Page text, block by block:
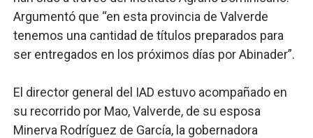
Argumentó que “en esta provincia de Valverde
tenemos una cantidad de títulos preparados para
ser entregados en los próximos días por Abinader”.
El director general del IAD estuvo acompañado en
su recorrido por Mao, Valverde, de su esposa
Minerva Rodríguez de García, la gobernadora